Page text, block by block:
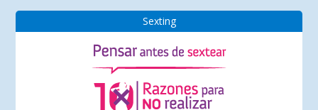
Sexting